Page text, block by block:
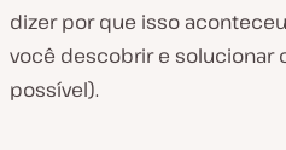
dizerpor que isso
você descobrir e solucionar
possível).